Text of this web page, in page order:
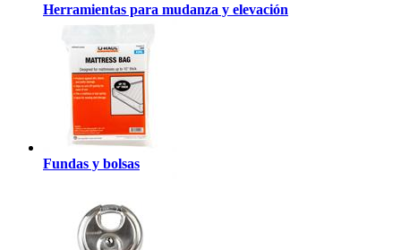
Herramientas para mudanza y elevación
Fundas y bolsas